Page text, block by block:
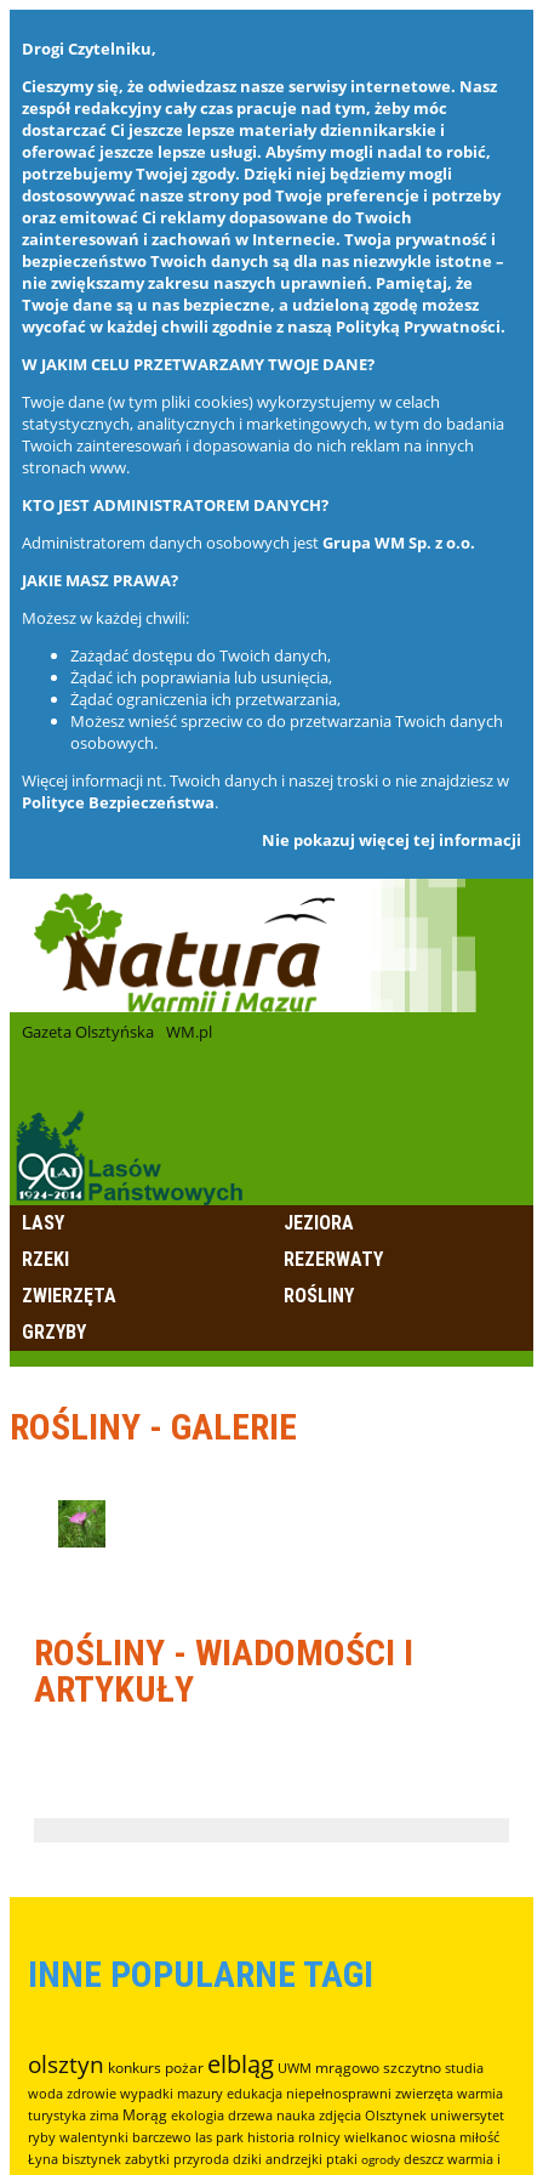
Drogi Czytelniku,
Cieszymy się, że odwiedzasz nasze serwisy internetowe. Nasz
zespół redakcyjny cały czas pracuje nad tym, żeby móc
dostarczać Ci jeszcze lepsze materiały dziennikarskie i
oferować jeszcze lepsze usługi. Abyśmy mogli nadal to robić,
potrzebujemy Twojej zgody. Dzięki niej będziemy mogli
dostosowywać nasze strony pod Twoje preferencje i potrzeby
oraz emitować Ci reklamy dopasowane do Twoich
zainteresowań i zachowań w Internecie. Twoja prywatność i
bezpieczeństwo Twoich danych są dla nas niezwykle istotne –
nie zwiększamy zakresu naszych uprawnień. Pamiętaj, że
Twoje dane są u nas bezpieczne, a udzieloną zgodę możesz
wycofać w każdej chwili zgodnie z naszą Polityką Prywatności.
W JAKIM CELU PRZETWARZAMY TWOJE DANE?
Twoje dane (w tym pliki cookies) wykorzystujemy w celach
statystycznych, analitycznych i marketingowych, w tym do badania
Twoich zainteresowań i dopasowania do nich reklam na innych
stronach www.
KTO JEST ADMINISTRATOREM DANYCH?
Administratorem danych osobowych jestGrupa WM Sp. z o.o.
JAKIE MASZ PRAWA?
Możesz w każdej chwili:
Zażądać dostępu do Twoich danych,
Żądać ich poprawiania lub usunięcia,
Żądać ograniczenia ich przetwarzania,
Możesz wnieść sprzeciw co do przetwarzania Twoich danych
osobowych.
Więcej informacji nt. Twoich danych i naszej troski o nie znajdziesz w
Polityce Bezpieczeństwa.
Nie pokazuj więcej tej informacji
Gazeta Olsztyńska WM.pl
LASY
JEZIORA
RZEKI
REZERWATY
ZWIERZĘTA
ROŚLINY
GRZYBY
ROŚLINY - GALERIE
ROŚLINY - WIADOMOŚCI I
ARTYKUŁY
INNE POPULARNE TAGI
olsztyn konkurs pożar elbląg UWM mrągowoszczytno studia
woda zdrowie wypadki mazury edukacja niepełnosprawni zwierzęta warmia
turystyka zima Morąg ekologia drzewa nauka zdjęcia Olsztynek uniwersytet
ryby walentynki barczewo las park historia rolnicy wielkanoc wiosna miłość
Łyna bisztynek zabytki przyroda dziki andrzejki ptaki ogrody deszcz warmia i